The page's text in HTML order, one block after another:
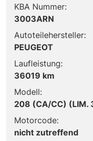
KBA Nummer:
3003ARN
Autoteilehersteller:
PEUGEOT
Laufleistung:
36019 km
Modell:
208 (CA/CC) (LIM.
Motorcode:
nicht zutreffend